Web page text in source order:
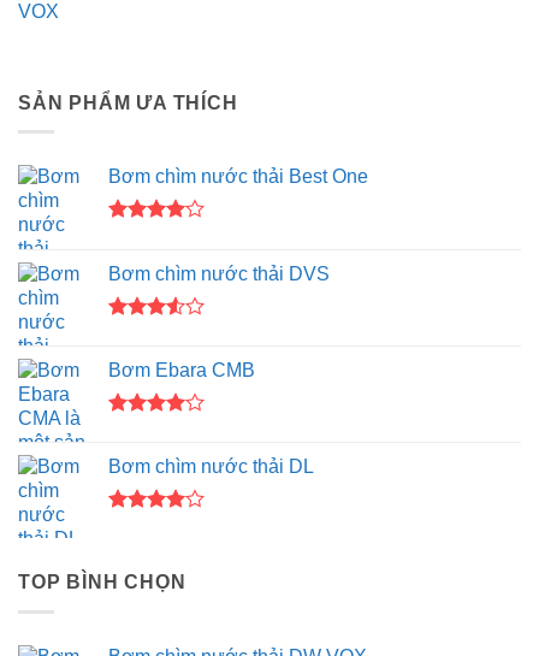
SẢN PHẨM ƯA THÍCH
Bơm chìm nước thải Best One
4.005
sao
Bơm chìm nước thải DVS
hạng
3.50 5
sao
Bơm Ebara CMB
4.005
sao
Bơm chìm nước thải DL
sao
TOP BÌNH CHỌN